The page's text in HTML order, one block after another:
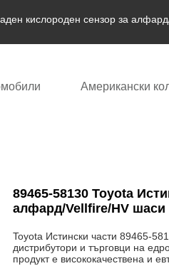
кислороден сензор за
Американски
89465-58130 Toyota
алфард/Vellfire/HV шаси
Toyota Истински части 89465-
дистрибутори и търговци на
продукт е висококачествена и